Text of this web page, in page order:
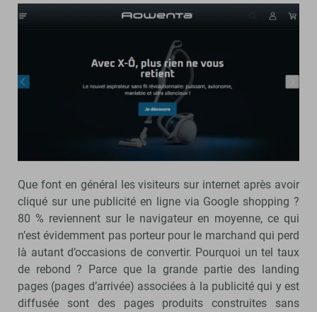
Que font en général les visiteurs sur internet après avoir
cliqué sur une publicité en ligne via Google shopping ?
80 % reviennent sur le navigateur en moyenne, ce qui
n’est évidemment pas porteur pour le marchand qui perd
là autant d’occasions de convertir. Pourquoi un tel taux
de rebond ? Parce que la grande partie des landing
pages (pages d’arrivée) associées à la publicité qui y est
diffusée sont des pages produits construites sans